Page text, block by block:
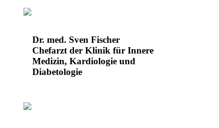
Dr. med. Sven Fischer
Chefarzt der Klinik für Innere
Medizin, Kardiologie und
Diabetologie